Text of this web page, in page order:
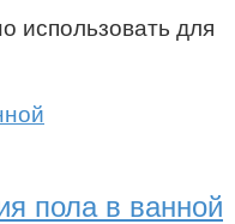
использовать для
пола в ванной